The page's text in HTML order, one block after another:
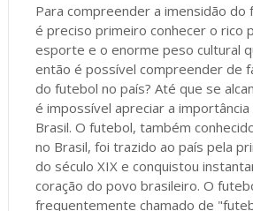
Para compreender a imensidão do
é preciso primeiro conhecer o rico
esporte e o enorme peso cultural
então é possível compreender de
do futebol no país? Até que se
é impossível apreciar a
Brasil. O futebol, também
no Brasil, foi trazido ao país pela
do século XIX e conquistou
coração do povo brasileiro. O
frequentemente chamado de